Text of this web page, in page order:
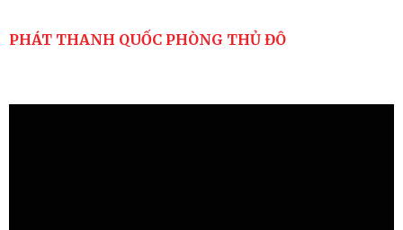
PHÁT THANH QUỐC PHÒNG THỦ ĐÔ